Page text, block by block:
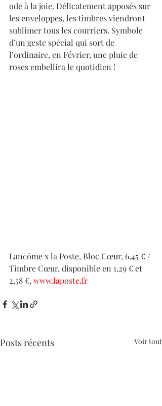
ode à la joie. Délicatement apposés sur
les enveloppes, les timbres viendront
sublimer tous les courriers. Symbole
d’un geste spécial qui sort de
l’ordinaire, en Février, une pluie de
roses embellira le quotidien !
Lancôme x la Poste, Bloc Cœur, 6,45 € /
Timbre Cœur, disponible en 1,29 € et
2,58 €, www.laposte.fr
Posts récents Voir tout